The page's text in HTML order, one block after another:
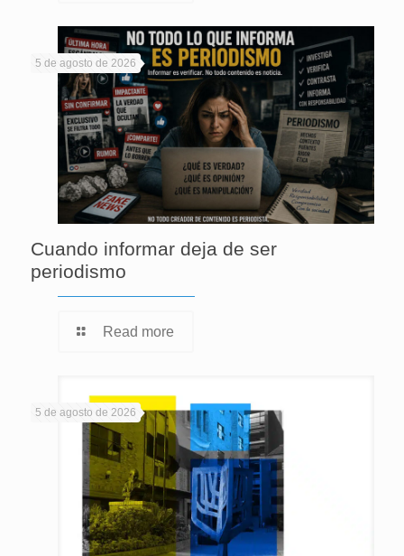
5 de agosto de 2026
Cuando informar deja de ser
periodismo
Read more
5 de agosto de 2026